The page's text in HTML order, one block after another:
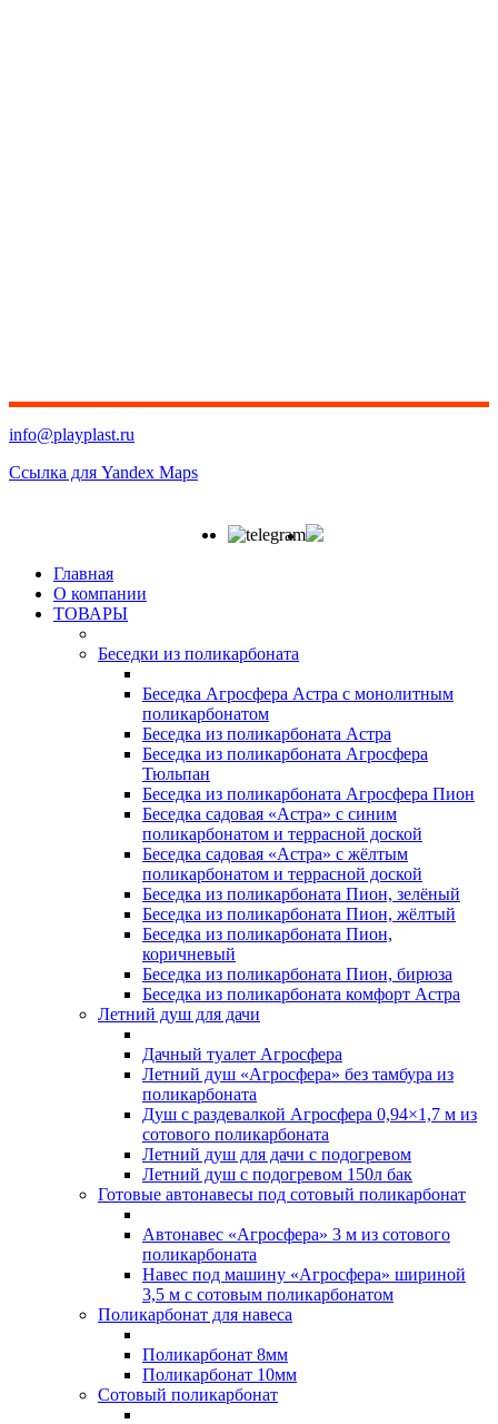
info@playplast.ru
Ссылка для Yandex Maps
Главная
О компании
ТОВАРЫ
Беседки из поликарбоната
Беседка Агросфера Астра с монолитным
поликарбонатом
Беседка из поликарбоната Астра
Беседка из поликарбоната Агросфера
Тюльпан
Беседка из поликарбоната Агросфера Пион
Беседка садовая «Астра» с синим
поликарбонатом и террасной доской
Беседка садовая «Астра» с жёлтым
поликарбонатом и террасной доской
Беседка из поликарбоната Пион, зелёный
Беседка из поликарбоната Пион, жёлтый
Беседка из поликарбоната Пион,
коричневый
Беседка из поликарбоната Пион, бирюза
Беседка из поликарбоната комфорт Астра
Летний душ для дачи
Дачный туалет Агросфера
Летний душ «Агросфера» без тамбура из
поликарбоната
Душ с раздевалкой Агросфера 0,94×1,7 м из
сотового поликарбоната
Летний душ для дачи с подогревом
Летний душ с подогревом 150л бак
Готовые автонавесы под сотовый поликарбонат
Автонавес «Агросфера» 3 м из сотового
поликарбоната
Навес под машину «Агросфера» шириной
3,5 м с сотовым поликарбонатом
Поликарбонат для навеса
Поликарбонат 8мм
Поликарбонат 10мм
Сотовый поликарбонат